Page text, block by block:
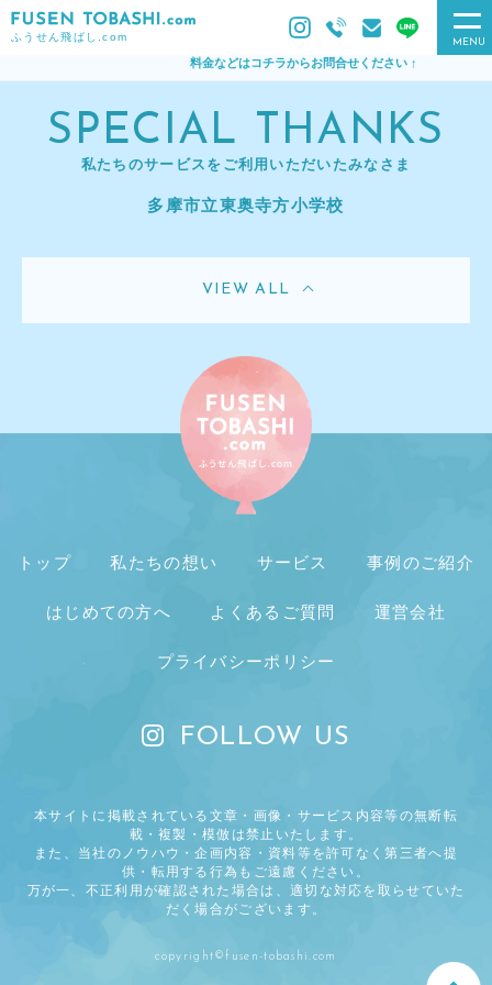
ふうせん飛ばし.com
料金などはコチラからお問合せください ↑
MENU
SPECIAL THANKS
私たちのサービスをご利用いただいたみなさま
多摩市立東奥寺方小学校
VIEW ALL
トップ 私たちの想い サービス 事例のご紹介
はじめての方へ よくあるご質問 運営会社
プライバシーポリシー
FOLLOW US
本サイトに掲載されている文章・画像・サービス内容等の無断転
載・複製・模倣は禁止いたします。
また、当社のノウハウ・企画内容・資料等を許可なく第三者へ提
供・転用する行為もご遠慮ください。
万が一、不正利用が確認された場合は、適切な対応を取らせていた
だく場合がございます。
copyright©fusen-tobashi.com